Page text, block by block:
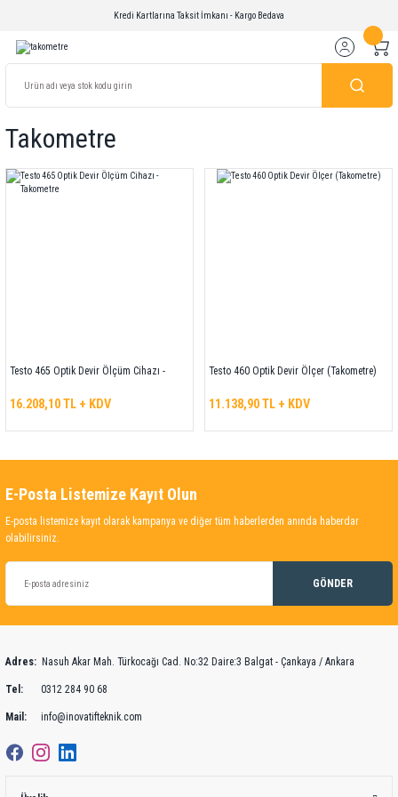
Kredi Kartlarına Taksit İmkanı - Kargo Bedava
Takometre
Testo 465 Optik Devir Ölçüm Cihazı -
16.208,10 TL + KDV
Testo 460 Optik Devir Ölçer (Takometre)
11.138,90 TL + KDV
E-Posta Listemize Kayıt Olun
E-posta listemize kayıt olarak kampanya ve diğer tüm haberlerden anında haberdar
olabilirsiniz.
GÖNDER
Adres: Nasuh Akar Mah. Türkocağı Cad. No:32 Daire:3 Balgat - Çankaya / Ankara
Tel: 0312 284 90 68
Mail: info@inovatifteknik.com